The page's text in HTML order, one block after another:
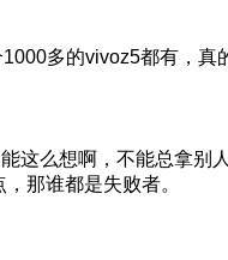
多的vivoz5都有，真
这么想啊，不能总拿别
那谁都是失败者。